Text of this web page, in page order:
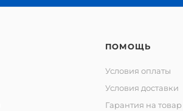
ПОМОЩЬ
Условия оплаты
Условия доставки
Гарантия на товар